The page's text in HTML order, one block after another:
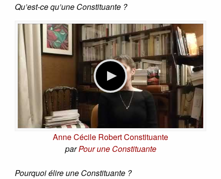
Qu’est-ce qu’une Constituante ?
Anne Cécile Robert Constituante
parPour une Constituante
Pourquoi élire une Constituante ?